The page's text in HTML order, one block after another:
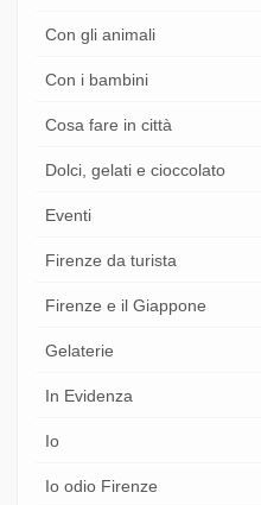
Con gli animali
Con i bambini
Cosa fare in città
Dolci, gelati e cioccolato
Eventi
Firenze da turista
Firenze e il Giappone
Gelaterie
In Evidenza
Io
Io odio Firenze